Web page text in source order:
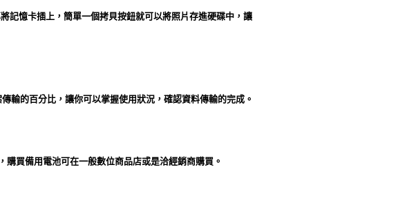
記憶卡插上，簡單一個拷貝按鈕就可以將照片存進硬碟中，讓
輸的百分比，讓你可以掌握使用狀況，確認資料傳輸的完成。
購買備用電池可在一般數位商品店或是洽經銷商購買。